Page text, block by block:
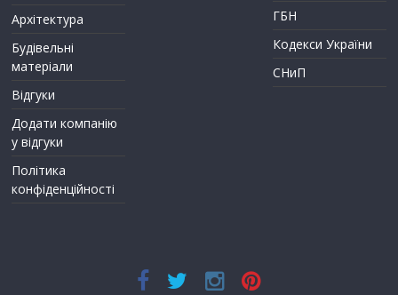
Архітектура
Будівельні
матеріали
Відгуки
Додати компанію
у відгуки
Політика
конфіденційності
ГБН
Кодекси України
СНиП